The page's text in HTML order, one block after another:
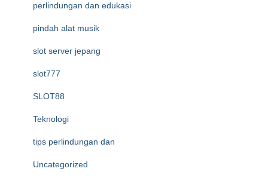
perlindungan dan edukasi
pindah alat musik
slot server jepang
slot777
SLOT88
Teknologi
tips perlindungan dan
Uncategorized